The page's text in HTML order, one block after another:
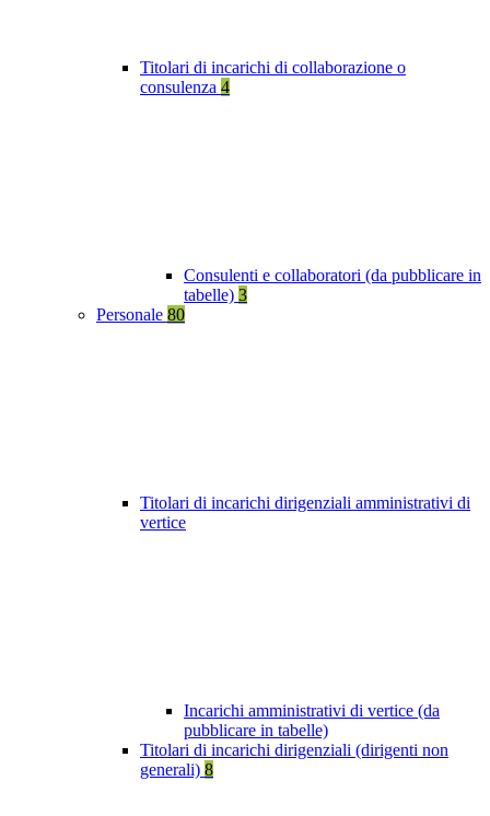
Titolari di incarichi di collaborazione o
consulenza 4
Consulenti e collaboratori (da pubblicare in
tabelle) 3
Personale 80
Titolari di incarichi dirigenziali amministrativi di
vertice
Incarichi amministrativi di vertice (da
pubblicare in tabelle)
Titolari di incarichi dirigenziali (dirigenti non
generali) 8